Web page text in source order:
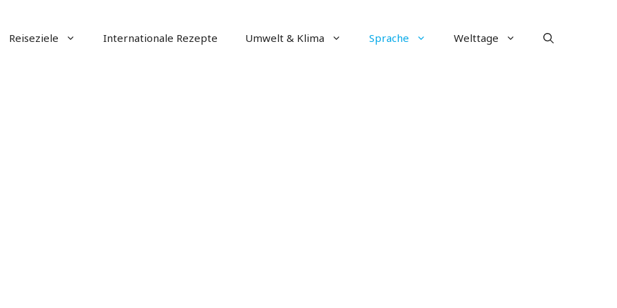
Reiseziele Internationale Rezepte Umwelt & Klima Sprache Welttage